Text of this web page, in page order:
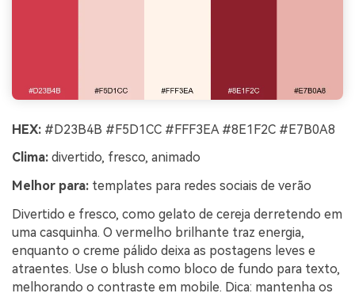
HEX: #D23B4B #F5D1CC #FFF3EA #8E1F2C #E7B0A8
Clima: divertido, fresco, animado
Melhor para: templates para redes sociais de verão
Divertido e fresco, como gelato de cereja derretendo em
uma casquinha. O vermelho brilhante traz energia,
enquanto o creme pálido deixa as postagens leves e
atraentes. Use o blush como bloco de fundo para texto,
melhorando o contraste em mobile. Dica: mantenha os